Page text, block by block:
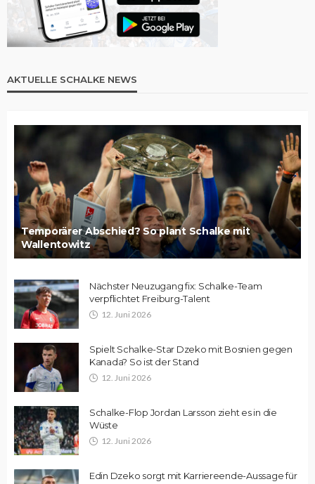
AKTUELLE SCHALKE NEWS
Temporärer Abschied? So plant Schalke mit
Wallentowitz
Nächster Neuzugang fix: Schalke-Team
verpflichtet Freiburg-Talent
12. Juni 2026
Spielt Schalke-Star Dzeko mit Bosnien gegen
Kanada? So ist der Stand
12. Juni 2026
Schalke-Flop Jordan Larsson zieht es in die
Wüste
12. Juni 2026
Edin Dzeko sorgt mit Karriereende-Aussage für